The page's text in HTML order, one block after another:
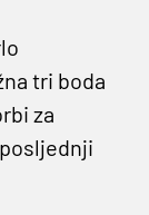
tri boda
za